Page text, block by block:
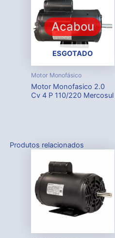
Acabou
ESGOTADO
Motor Monofásico
Motor Monofasico 2.0
Cv 4 P 110/220 Mercosul
Produtos relacionados